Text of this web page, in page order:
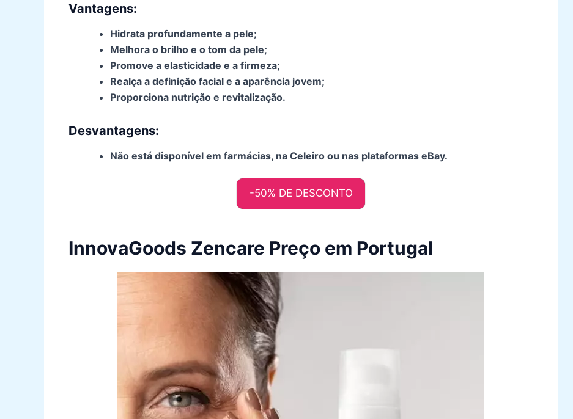
Vantagens:
Hidrata profundamente a pele;
Melhora o brilho e o tom da pele;
Promove a elasticidade e a firmeza;
Realça a definição facial e a aparência jovem;
Proporciona nutrição e revitalização.
Desvantagens:
Não está disponível em farmácias, na Celeiro ou nas plataformas eBay.
-50% DE DESCONTO
InnovaGoods Zencare Preço em Portugal